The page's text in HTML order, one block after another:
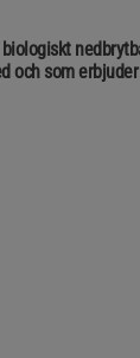
och som